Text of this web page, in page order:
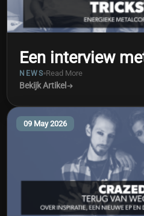
Een interview
NEWS Read More
Bekijk Artikel
09 May 2026